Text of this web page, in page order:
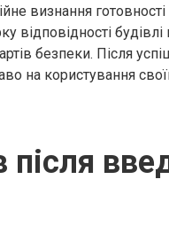
визнання готовності
будівлі
безпеки. Після
на користування
після